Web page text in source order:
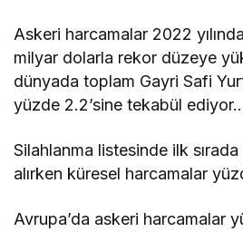
Askeri harcamalar 2022
milyar dolarla rekor düzeye
dünyada toplam Gayri Safi Yurt
yüzde 2.2’sine tekabül
Silahlanma listesinde ilk
alırken küresel harcamalar
Avrupa’da askeri harcamalar